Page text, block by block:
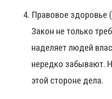
Правовое здоровье
Закон не только
наделяет людей
нередко забывают.
этой стороне дела.